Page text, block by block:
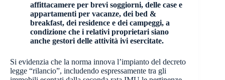
affittacamere per brevi soggiorni, delle case e
appartamenti per vacanze, dei bed &
breakfast, dei residence e dei campeggi, a
condizione che i relativi proprietari siano
anche gestori delle attività ivi esercitate.
Si evidenzia che la norma innova l’impianto del decreto
legge “rilancio”, includendo espressamente tra gli